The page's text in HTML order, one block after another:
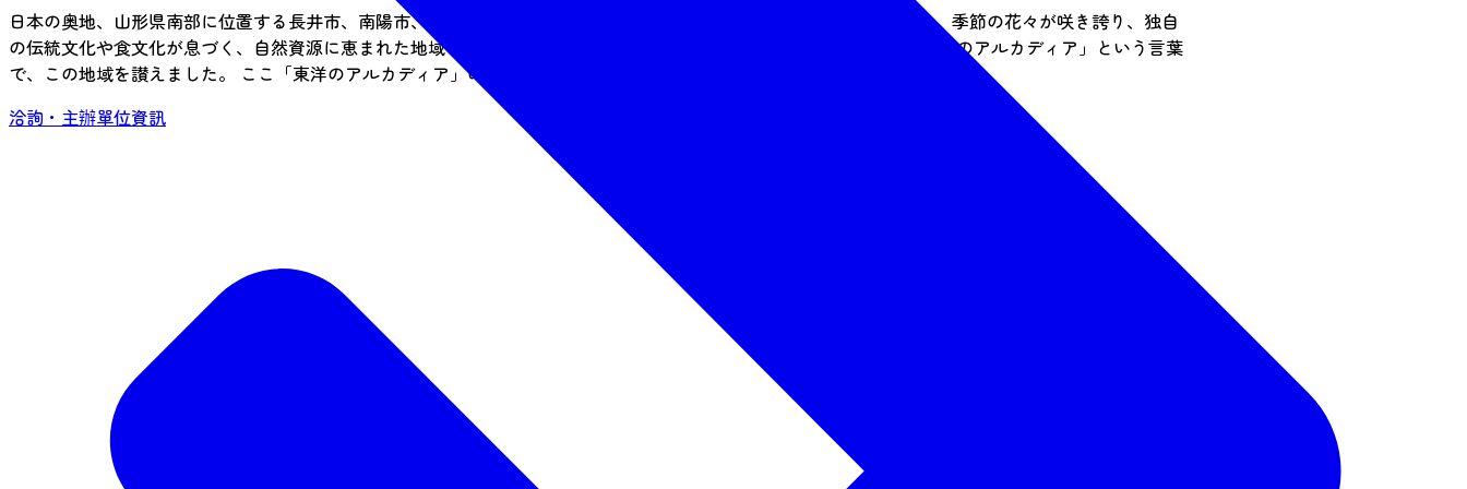
日本の奥地、山形県南部に位置する長井市、南陽市、白鷹町、飯豊町、小国町の２市３町は、豊かな水が流れる大地に、季節の花々が咲き誇り、独自
の伝統文化や食文化が息づく、自然資源に恵まれた地域です。 かつて１９世紀の女性旅行家イザベラ・バードは、「東洋のアルカディア」という言葉
で、この地域を讃えました。 ここ「東洋のアルカディア」の魅力をたくさんの方に体験していただきたいと思います。
洽詢・主辦單位資訊